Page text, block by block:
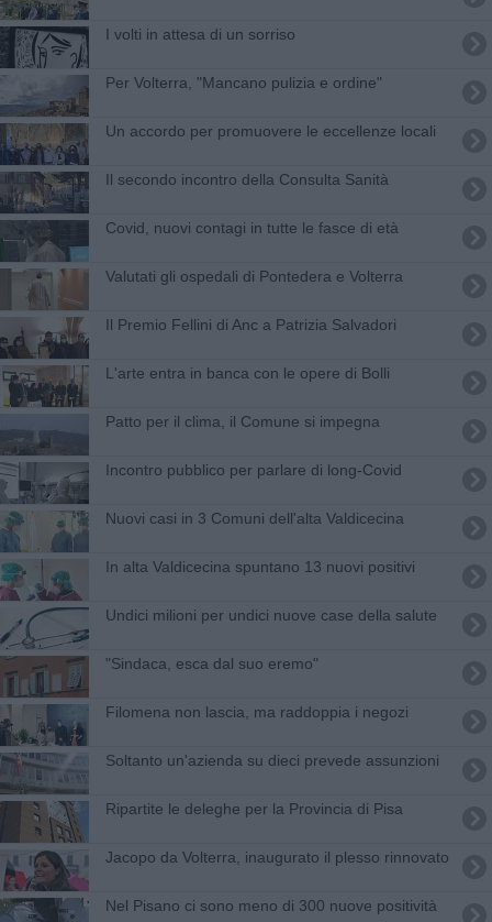
I volti in attesa di un sorriso
Per Volterra, "Mancano pulizia e ordine"
Un accordo per promuovere le eccellenze locali
Il secondo incontro della Consulta Sanità
Covid, nuovi contagi in tutte le fasce di età
Valutati gli ospedali di Pontedera e Volterra
Il Premio Fellini di Anc a Patrizia Salvadori
L'arte entra in banca con le opere di Bolli
Patto per il clima, il Comune si impegna
Incontro pubblico per parlare di long-Covid
Nuovi casi in 3 Comuni dell'alta Valdicecina
In alta Valdicecina spuntano 13 nuovi positivi
Undici milioni per undici nuove case della salute
"Sindaca, esca dal suo eremo"
Filomena non lascia, ma raddoppia i negozi
Soltanto un'azienda su dieci prevede assunzioni
Ripartite le deleghe per la Provincia di Pisa
Jacopo da Volterra, inaugurato il plesso rinnovato
Nel Pisano ci sono meno di 300 nuove positività